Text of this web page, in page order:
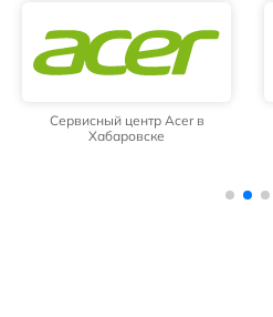
Сервисный центр Acer в
Хабаровске